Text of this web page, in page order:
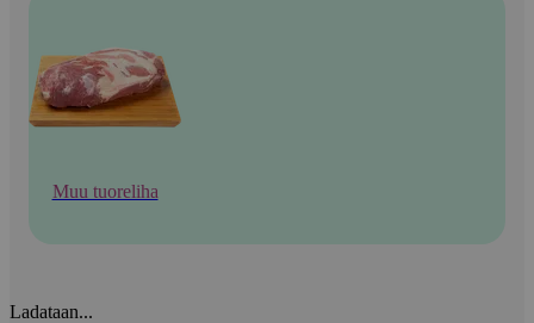
Muu tuoreliha
Ladataan...